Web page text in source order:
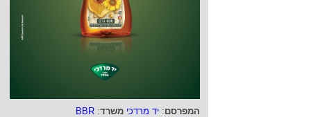
המפרסם: יד מרדכי משרד:
BBR